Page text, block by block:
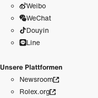
Weibo
WeChat
Douyin
Line
Unsere Plattformen
Newsroom
Rolex.org